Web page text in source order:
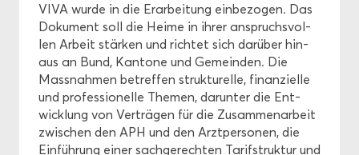
VI­VA wurde in die Er­ar­bei­tung ein­be­zo­gen. Das
Do­ku­ment soll die Heime in ihrer an­spruchs­vol­
len Ar­beit stär­ken und rich­tet sich dar­über hin­
aus an Bund, Kan­to­ne und Ge­mein­den. Die
Mass­nah­men be­tref­fen struk­tu­rel­le, fi­nan­zi­el­le
und pro­fes­sio­nel­le The­men, dar­un­ter die Ent­
wick­lung von Ver­trä­gen für die Zu­sam­men­ar­beit
zwi­schen den APH und den Arzt­per­so­nen, die
Ein­füh­rung einer sach­ge­rech­ten Ta­rif­struk­tur und